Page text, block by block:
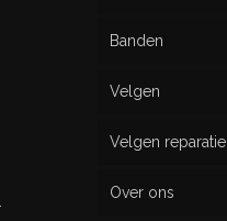
Banden
Nieuw
Gebruikt
Velgen
Velgen reparatie
Over ons